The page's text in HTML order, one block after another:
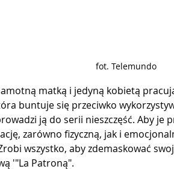
fot. Telemundo
matką i jedyną kobietą
buntuje się przeciwko
ją do serii nieszczęść. Aby je
zarówno fizyczną, jak i
wszystko, aby zdemaskować
'"La Patroną".